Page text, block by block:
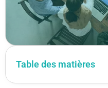
Table des matières